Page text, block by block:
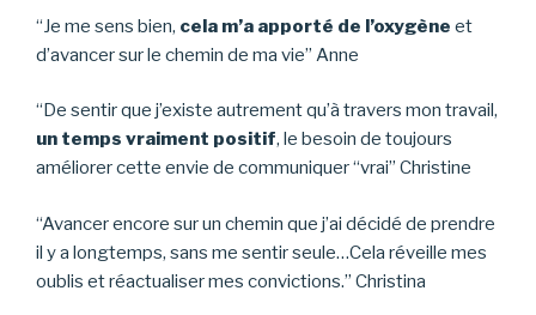
“Je me sens bien, cela m’a apporté de l’oxygène et
d’avancer sur le chemin de ma vie” Anne
“De sentir que j’existe autrement qu’à travers mon travail,
un temps vraiment positif, le besoin de toujours
améliorer cette envie de communiquer “vrai” Christine
“Avancer encore sur un chemin que j’ai décidé de prendre
il y a longtemps, sans me sentir seule…Cela réveille mes
oublis et réactualiser mes convictions.” Christina